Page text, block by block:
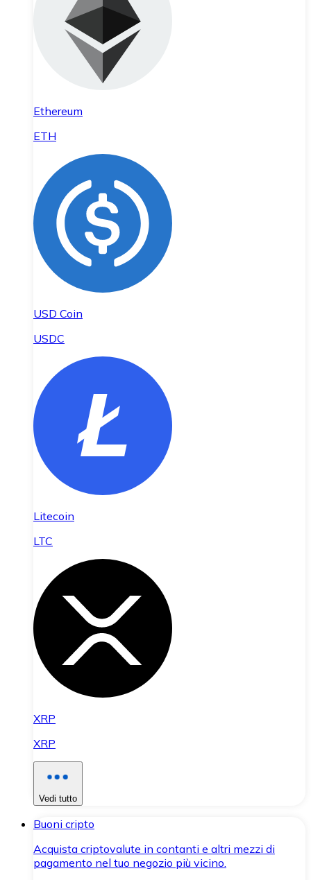
Ethereum
ETH
USD Coin
USDC
Litecoin
LTC
XRP
XRP
Vedi tutto
Buoni cripto
Acquista criptovalute in contanti e altri mezzi di
pagamento nel tuo negozio più vicino.